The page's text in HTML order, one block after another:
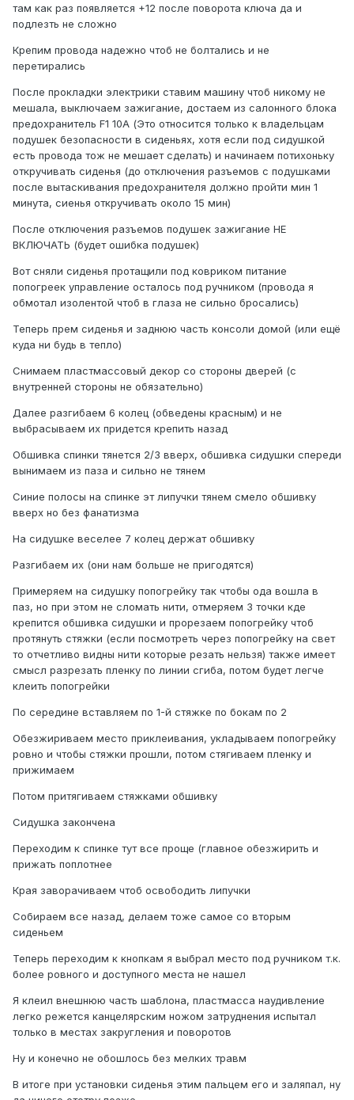
там как раз появляется +12 после поворота ключа да и
подлезть не сложно
Крепим провода надежно чтоб не болтались и не
перетирались
После прокладки электрики ставим машину чтоб никому не
мешала, выключаем зажигание, достаем из салонного блока
предохранитель F1 10А (Это относится только к владельцам
подушек безопасности в сиденьях, хотя если под сидушкой
есть провода тож не мешает сделать) и начинаем потихоньку
откручивать сиденья (до отключения разъемов с подушками
после вытаскивания предохранителя должно пройти мин 1
минута, сиенья откручивать около 15 мин)
После отключения разъемов подушек зажигание НЕ
ВКЛЮЧАТЬ (будет ошибка подушек)
Вот сняли сиденья протащили под ковриком питание
попогреек управление осталось под ручником (провода я
обмотал изолентой чтоб в глаза не сильно бросались)
Теперь прем сиденья и заднюю часть консоли домой (или ещё
куда ни будь в тепло)
Снимаем пластмассовый декор со стороны дверей (с
внутренней стороны не обязательно)
Далее разгибаем 6 колец (обведены красным) и не
выбрасываем их придется крепить назад
Обшивка спинки тянется 2/3 вверх, обшивка сидушки спереди
вынимаем из паза и сильно не тянем
Синие полосы на спинке эт липучки тянем смело обшивку
вверх но без фанатизма
На сидушке веселее 7 колец держат обшивку
Разгибаем их (они нам больше не пригодятся)
Примеряем на сидушку попогрейку так чтобы ода вошла в
паз, но при этом не сломать нити, отмеряем 3 точки кде
крепится обшивка сидушки и прорезаем попогрейку чтоб
протянуть стяжки (если посмотреть через попогрейку на свет
то отчетливо видны нити которые резать нельзя) также имеет
смысл разрезать пленку по линии сгиба, потом будет легче
клеить попогрейки
По середине вставляем по 1-й стяжке по бокам по 2
Обезжириваем место приклеивания, укладываем попогрейку
ровно и чтобы стяжки прошли, потом стягиваем пленку и
прижимаем
Потом притягиваем стяжками обшивку
Сидушка закончена
Переходим к спинке тут все проще (главное обезжирить и
прижать поплотнее
Края заворачиваем чтоб освободить липучки
Собираем все назад, делаем тоже самое со вторым
сиденьем
Теперь переходим к кнопкам я выбрал место под ручником т.к.
более ровного и доступного места не нашел
Я клеил внешнюю часть шаблона, пластмасса наудивление
легко режется канцелярским ножом затруднения испытал
только в местах закругления и поворотов
Ну и конечно не обошлось без мелких травм
В итоге при установки сиденья этим пальцем его и заляпал, ну